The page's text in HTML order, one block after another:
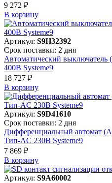
9 272 ₽
В корзинy
Артикул: S9H32392
Срок поставки: 2 дня
Автоматический
400В Systeme9
18 727 ₽
В корзинy
Артикул: S9D41610
Срок поставки: 2 дня
Дифференциальный автомат
Тип-AC 230В Systeme9
7 869 ₽
В корзинy
Артикул: S9A60002